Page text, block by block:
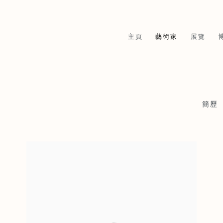
主頁 藝術家 展覽
簡歷